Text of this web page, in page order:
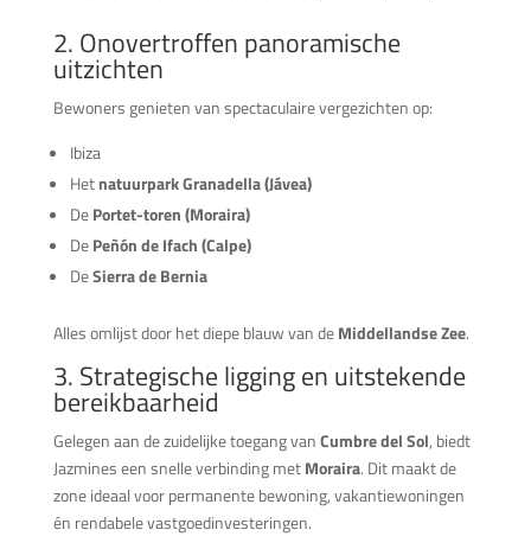
2. Onovertroffen panoramische
uitzichten
Bewoners genieten van spectaculaire vergezichten op:
Ibiza
Hetnatuurpark Granadella (Jávea)
DePortet-toren (Moraira)
DePeñón de Ifach (Calpe)
DeSierra de Bernia
Alles omlijst door het diepe blauw van deMiddellandse Zee.
3. Strategische ligging en uitstekende
bereikbaarheid
Gelegen aan de zuidelijke toegang vanCumbre del Sol, biedt
Jazmines een snelle verbinding metMoraira. Dit maakt de
zone ideaal voor permanente bewoning, vakantiewoningen
én rendabele vastgoedinvesteringen.